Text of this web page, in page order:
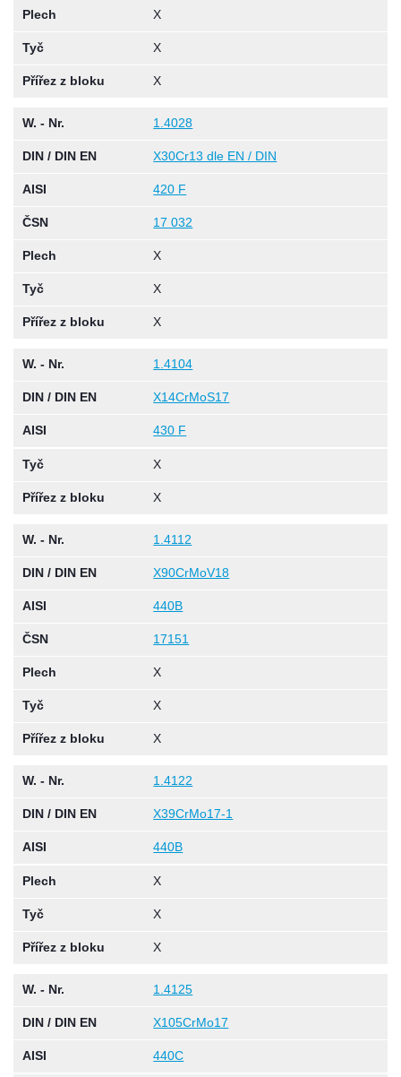
Plech X
Tyč X
Přířez z bloku X
W. - Nr. 1.4028
DIN / DIN EN X30Cr13 dle EN / DIN
AISI 420 F
ČSN 17 032
Plech X
Tyč X
Přířez z bloku X
W. - Nr. 1.4104
DIN / DIN EN X14CrMoS17
AISI 430 F
Tyč X
Přířez z bloku X
W. - Nr. 1.4112
DIN / DIN EN X90CrMoV18
AISI 440B
ČSN 17151
Plech X
Tyč X
Přířez z bloku X
W. - Nr. 1.4122
DIN / DIN EN X39CrMo17-1
AISI 440B
Plech X
Tyč X
Přířez z bloku X
W. - Nr. 1.4125
DIN / DIN EN X105CrMo17
AISI 440C